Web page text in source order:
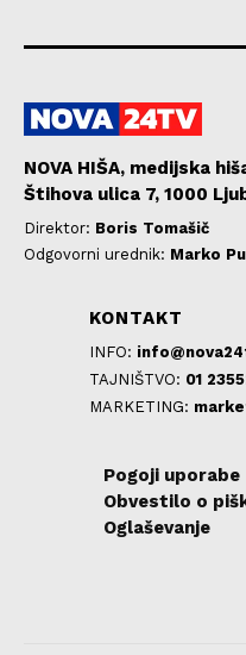
NOVA HIŠA, medijska
Štihova ulica 7, 1000
Direktor: Boris Tomašič
Odgovorni urednik: Marko
KONTAKT
INFO:
TAJNIŠTVO: 01
MARKETING:
Pogoji uporabe
Obvestilo o
Oglaševanje